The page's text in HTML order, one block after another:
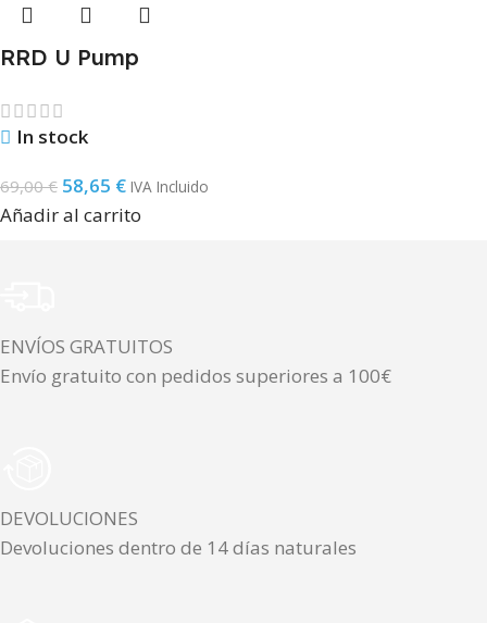
RRD U Pump
In stock
69,00€ 58,65 € IVA Incluido
Añadir al carrito
ENVÍOS GRATUITOS
Envío gratuito con pedidos superiores a 100€
DEVOLUCIONES
Devoluciones dentro de 14 días naturales